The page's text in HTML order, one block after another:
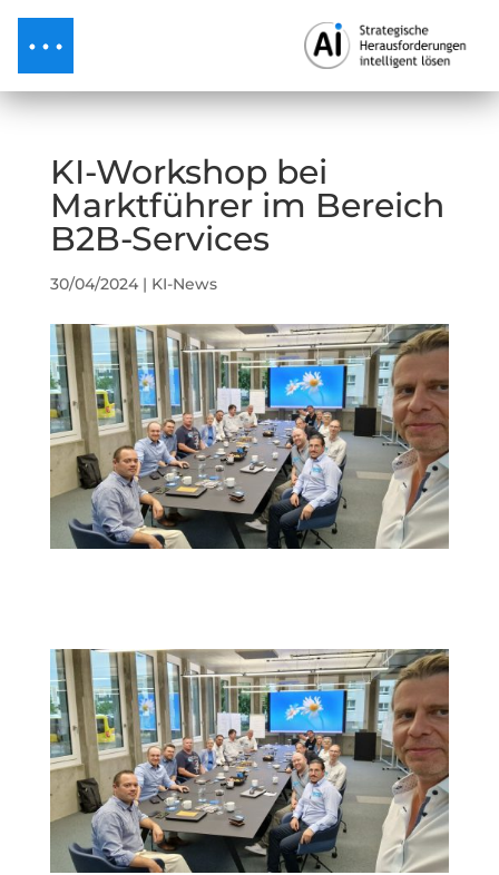
KI-Workshop bei
Marktführer im Bereich
B2B-Services
30/04/2024| KI-News